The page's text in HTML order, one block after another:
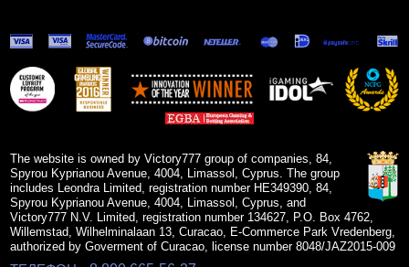
9879 ₽
number***
In Bloom
The website is owned by Victory777 group of companies, 84,
Spyrou Kyprianou Avenue, 4004, Limassol, Cyprus. The group
includes Leondra Limited, registration number HE349390, 84,
Spyrou Kyprianou Avenue, 4004, Limassol, Cyprus, and
Victory777 N.V. Limited, registration number 134627, P.O. Box 4762,
Willemstad, Wilhelminalaan 13, Curacao, E-Commerce Park Vredenberg,
authorized by Goverment of Curacao, license number 8048/JAZ2015-009